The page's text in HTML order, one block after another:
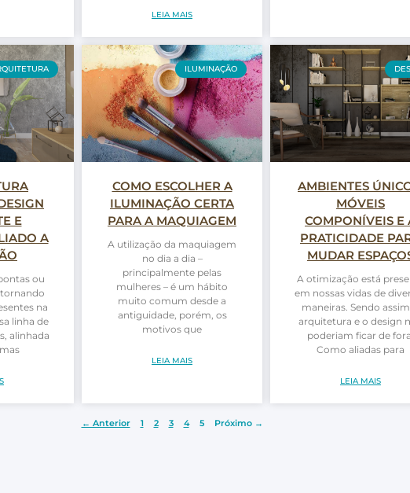
LEIA MAIS
E
A
ou
tornando
na
linha de
alinhada
ILUMINAÇÃO
COMO ESCOLHER A
ILUMINAÇÃO CERTA
PARA A MAQUIAGEM
A utilização da maquiagem
no dia a dia –
principalmente pelas
mulheres – é um hábito
muito comum desde a
antiguidade, porém, os
motivos que
LEIA MAIS
AMBIENTES
MÓVEIS
COMPONÍVEIS E
PRATICIDADE
MUDAR
A otimização está
em nossas vidas de
maneiras. Sendo
arquitetura e o design
poderiam ficar de
Como aliadas para
LEIA MAIS
← Anterior 1 2 3 4 5 Próximo →